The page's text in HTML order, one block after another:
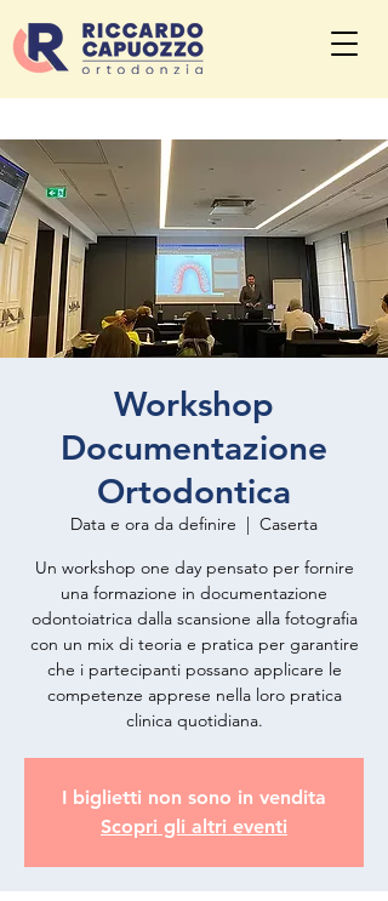
Workshop
Documentazione
Ortodontica
Data e ora da definire
  |
Caserta
Un workshop one day pensato per fornire
una formazione in documentazione
odontoiatrica dalla scansione alla fotografia
con un mix di teoria e pratica per garantire
che i partecipanti possano applicare le
competenze apprese nella loro pratica
clinica quotidiana.​​​​
I biglietti non sono in vendita
Scopri gli altri eventi